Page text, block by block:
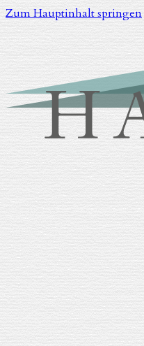
Zum Hauptinhalt springen